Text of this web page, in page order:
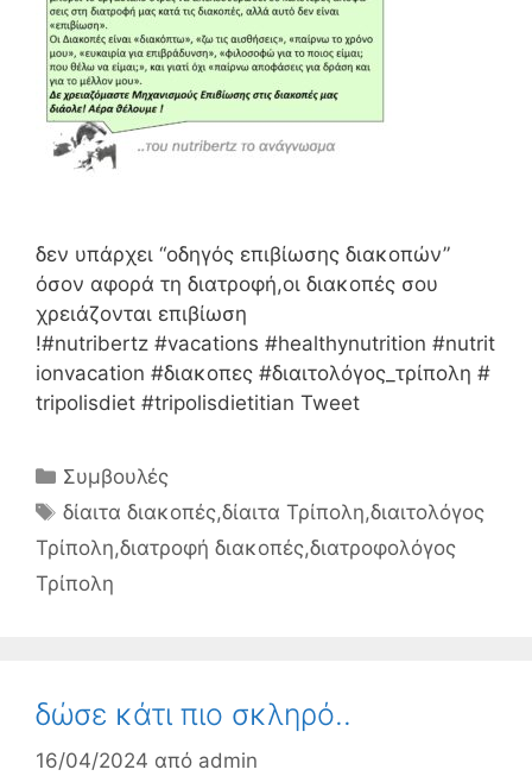
δεν υπάρχει “οδηγός επιβίωσης διακοπών”
όσον αφορά τη διατροφή,οι διακοπές σου
χρειάζονται επιβίωση
!#nutribertz #vacations #healthynutrition #nutrit
ionvacation #διακοπες #διαιτολόγος_τρίπολη #
tripolisdiet #tripolisdietitian Tweet
Κατηγορίες
Συμβουλές
Ετικέτες
δίαιτα διακοπές,δίαιτα Τρίπολη,διαιτολόγος
Τρίπολη,διατροφή διακοπές,διατροφολόγος
Τρίπολη
δώσε κάτι πιο σκληρό..
16/04/2024 από admin